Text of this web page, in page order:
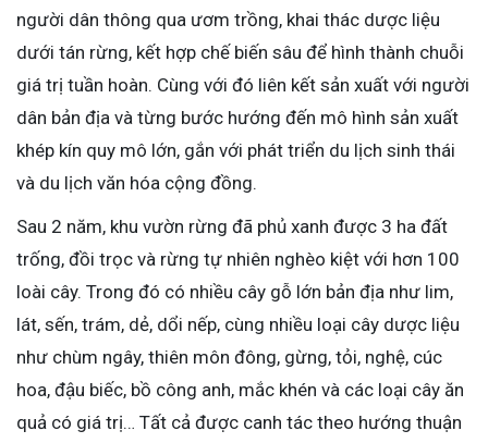
người dân thông qua ươm trồng, khai thác dược liệu
dưới tán rừng, kết hợp chế biến sâu để hình thành chuỗi
giá trị tuần hoàn. Cùng với đó liên kết sản xuất với người
dân bản địa và từng bước hướng đến mô hình sản xuất
khép kín quy mô lớn, gắn với phát triển du lịch sinh thái
và du lịch văn hóa cộng đồng.
Sau 2 năm, khu vườn rừng đã phủ xanh được 3 ha đất
trống, đồi trọc và rừng tự nhiên nghèo kiệt với hơn 100
loài cây. Trong đó có nhiều cây gỗ lớn bản địa như lim,
lát, sến, trám, dẻ, dổi nếp, cùng nhiều loại cây dược liệu
như chùm ngây, thiên môn đông, gừng, tỏi, nghệ, cúc
hoa, đậu biếc, bồ công anh, mắc khén và các loại cây ăn
quả có giá trị… Tất cả được canh tác theo hướng thuận